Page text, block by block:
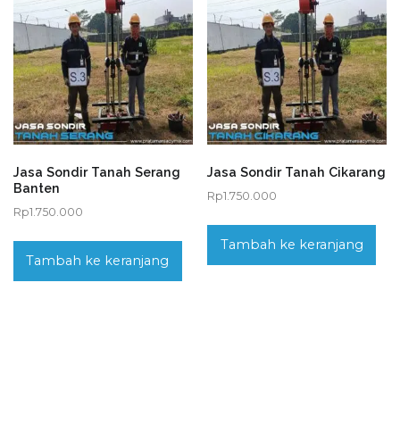
Jasa Sondir Tanah Serang
Banten
Rp1.750.000
Tambah ke keranjang
Jasa Sondir Tanah Cikarang
Rp1.750.000
Tambah ke keranjang